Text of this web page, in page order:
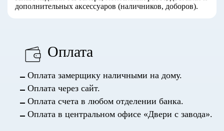
дополнительных аксессуаров (наличников, доборов).
Оплата
Оплата замерщику наличными на дому.
Оплата через сайт.
Оплата счета в любом отделении банка.
Оплата в центральном офисе «Двери с завода».